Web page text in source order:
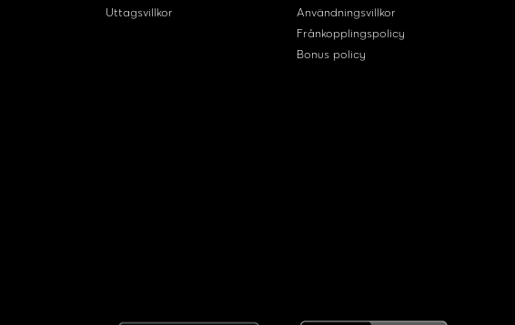
Uttagsvillkor
Användningsvillkor
Frånkopplingspolicy
Bonus policy